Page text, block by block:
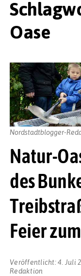
Oase
Natur-
des
Feier
Veröffentlicht:4. Juli
Redaktion
Nordstadtblogger-